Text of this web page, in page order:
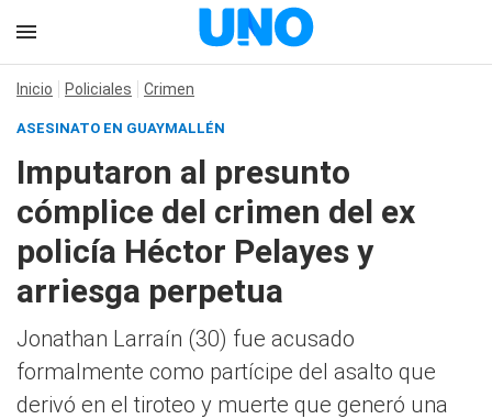
Inicio Policiales Crimen
ASESINATO EN GUAYMALLÉN
Imputaron al presunto
cómplice del crimen del ex
policía Héctor Pelayes y
arriesga perpetua
Jonathan Larraín (30) fue acusado
formalmente como partícipe del asalto que
derivó en el tiroteo y muerte que generó una